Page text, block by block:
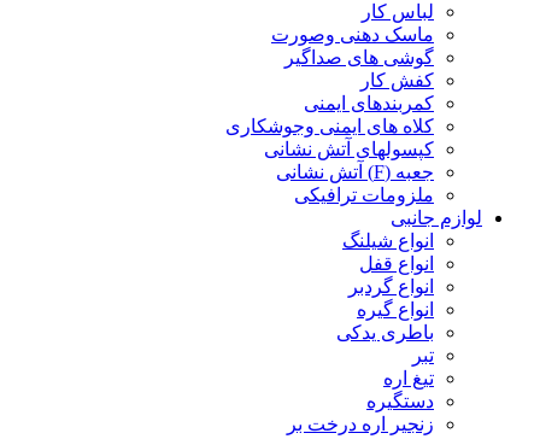
لباس کار
ماسک دهنی وصورت
گوشی های صداگیر
کفش کار
کمربندهای ایمنی
کلاه های ایمنی وجوشکاری
کپسولهای آتش نشانی
جعبه (F) آتش نشانی
ملزومات ترافیکی
لوازم جانبی
انواع شیلنگ
انواع قفل
انواع گردبر
انواع گیره
باطری یدکی
تبر
تیغ اره
دستگیره
زنجیر اره درخت بر